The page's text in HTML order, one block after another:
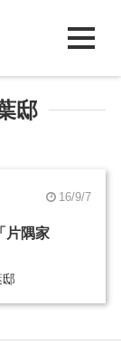
邸
16/9/7
片隅家
邸